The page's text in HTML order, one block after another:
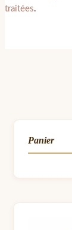
traitées.
Panier